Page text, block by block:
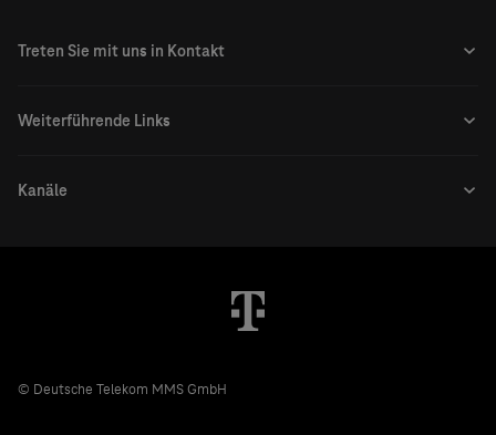
© Deutsche Telekom MMS GmbH